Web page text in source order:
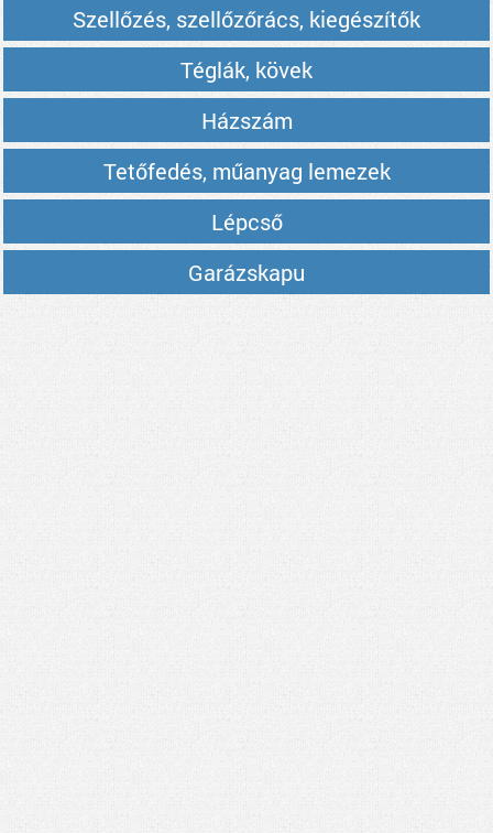
Szellőzés, szellőzőrács, kiegészítők
Téglák, kövek
Házszám
Tetőfedés, műanyag lemezek
Lépcső
Garázskapu